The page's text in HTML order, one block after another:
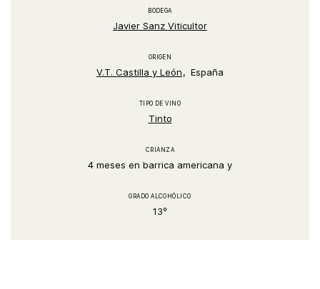
BODEGA
Javier Sanz Viticultor
ORIGEN
V.T. Castilla y León España
TIPO DE VINO
Tinto
CRIANZA
4 meses en barrica americana y
GRADO ALCOHÓLICO
13º